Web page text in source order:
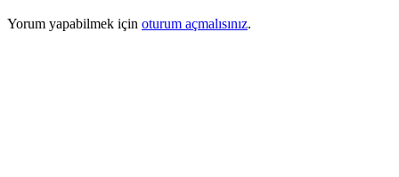
Yorum yapabilmek için oturum açmalısınız.